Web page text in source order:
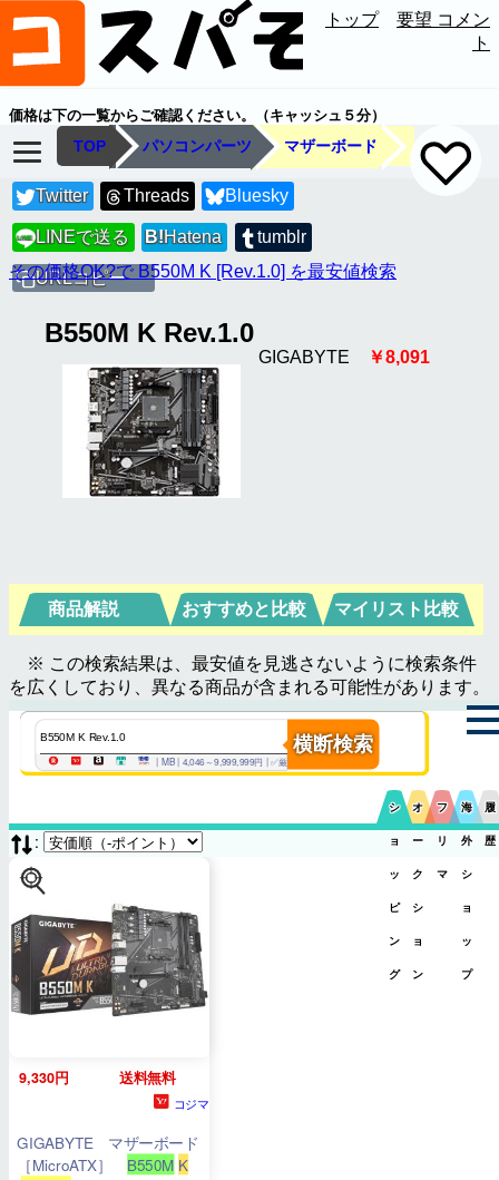
トップ
要望 コメン
ト
価格は下の一覧からご確認ください。（キャッシュ５分）
TOP パソコンパーツ マザーボード
Twitter Threads Bluesky
LINE LINEで送る B!Hatena tumblr
URLコピー
その価格OK?で B550M K [Rev.1.0] を最安値検索
B550M K Rev.1.0
GIGABYTE ￥8,091
商品解説 おすすめと比較 マイリスト比較
※ この検索結果は、最安値を見逃さないように検索条件
を広くしており、異なる商品が含まれる可能性があります。